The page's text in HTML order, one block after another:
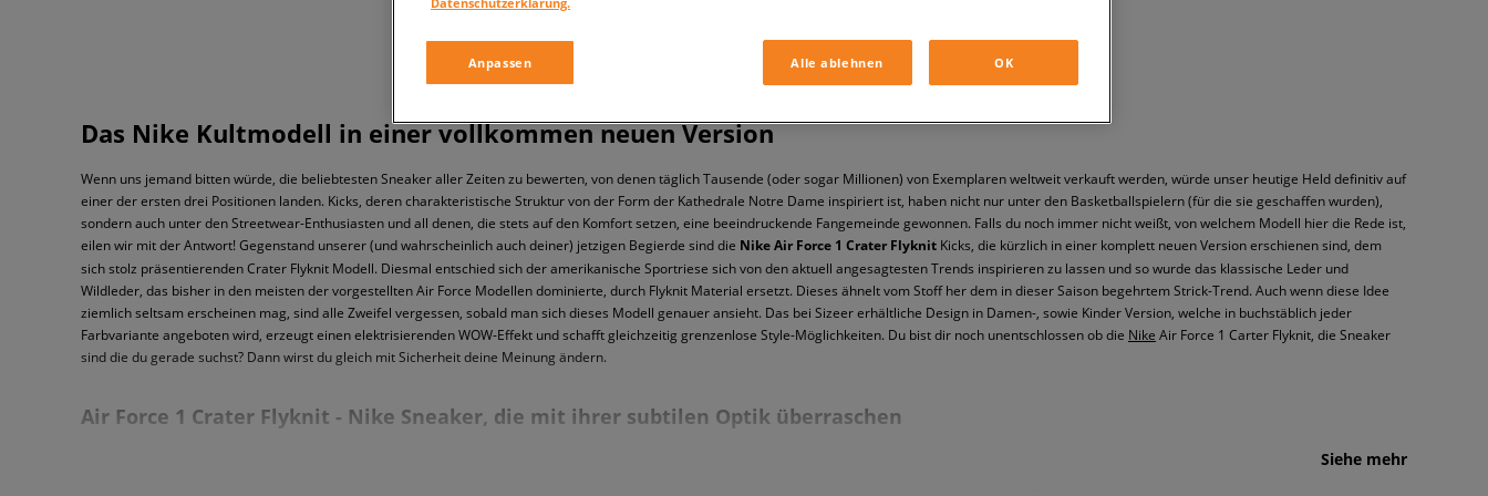
Das Nike Kultmodell in einer vollkommen neuen Version
Wenn uns jemand bitten würde, die beliebtesten Sneaker aller Zeiten zu bewerten, von denen täglich Tausende (oder sogar Millionen) von Exemplaren weltweit verkauft werden, würde unser heutige Held definitiv auf
einer der ersten drei Positionen landen. Kicks, deren charakteristische Struktur von der Form der Kathedrale Notre Dame inspiriert ist, haben nicht nur unter den Basketballspielern (für die sie geschaffen wurden),
sondern auch unter den Streetwear-Enthusiasten und all denen, die stets auf den Komfort setzen, eine beeindruckende Fangemeinde gewonnen. Falls du noch immer nicht weißt, von welchem Modell hier die Rede ist,
eilen wir mit der Antwort! Gegenstand unserer (und wahrscheinlich auch deiner) jetzigen Begierde sind die Nike Air Force 1 Crater Flyknit Kicks, die kürzlich in einer komplett neuen Version erschienen sind, dem
sich stolz präsentierenden Crater Flyknit Modell. Diesmal entschied sich der amerikanische Sportriese sich von den aktuell angesagtesten Trends inspirieren zu lassen und so wurde das klassische Leder und
Wildleder, das bisher in den meisten der vorgestellten Air Force Modellen dominierte, durch Flyknit Material ersetzt. Dieses ähnelt vom Stoff her dem in dieser Saison begehrtem Strick-Trend. Auch wenn diese Idee
ziemlich seltsam erscheinen mag, sind alle Zweifel vergessen, sobald man sich dieses Modell genauer ansieht. Das bei Sizeer erhältliche Design in Damen-, sowie Kinder Version, welche in buchstäblich jeder
Farbvariante angeboten wird, erzeugt einen elektrisierenden WOW-Effekt und schafft gleichzeitig grenzenlose Style-Möglichkeiten. Du bist dir noch unentschlossen ob die Nike Air Force 1 Carter Flyknit, die Sneaker
sind die du gerade suchst? Dann wirst du gleich mit Sicherheit deine Meinung ändern.
Air Force 1 Crater Flyknit - Nike Sneaker, die mit ihrer subtilen Optik überraschen
Was unterscheidet dieses Projekt von den fast mehreren tausend Kult Hits des Air Force 1, die bisher der Welt präsentiert wurden und von allen geliebt werden – von Rappern aus New York, über Sneakerheads bis hin
Siehe mehr
Anpassen Alle ablehnen OK